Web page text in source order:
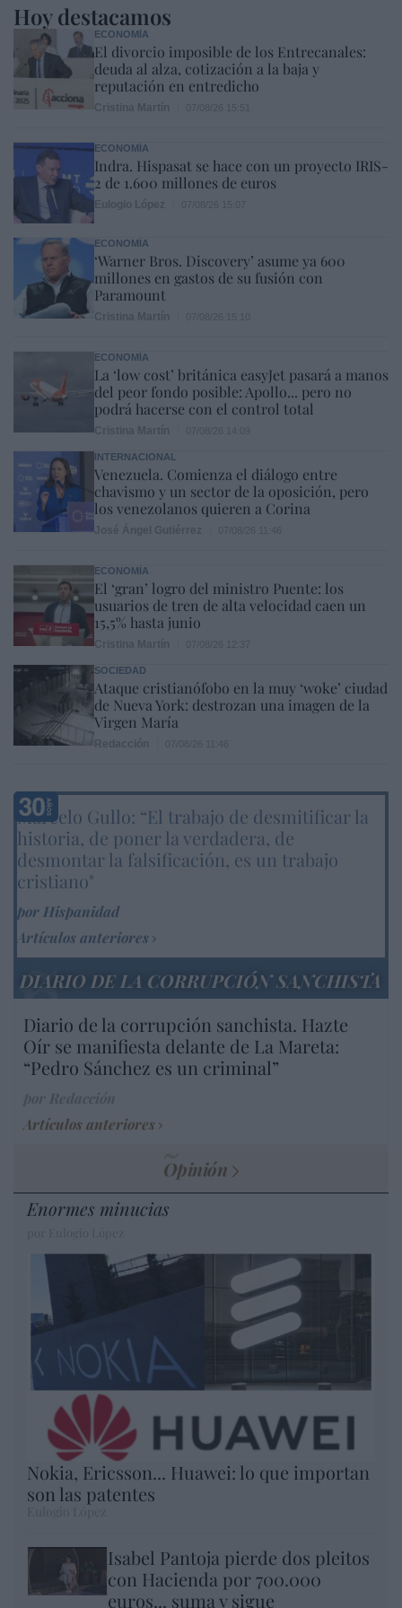
Hoy destacamos
ECONOMÍA
El divorcio imposible de los Entrecanales:
deuda al alza, cotización a la baja y
reputación en entredicho
ECONOMÍA
Indra. Hispasat se hace con un proyecto IRIS-
2 de 1.600 millones de euros
ECONOMÍA
‘Warner Bros. Discovery’ asume ya 600
millones en gastos de su fusión con
Paramount
ECONOMÍA
La ‘low cost’ británica easyJet pasará a manos
del peor fondo posible: Apollo... pero no
podrá hacerse con el control total
INTERNACIONAL
Venezuela. Comienza el diálogo entre
chavismo y un sector de la oposición, pero
los venezolanos quieren a Corina
ECONOMÍA
El ‘gran’ logro del ministro Puente: los
usuarios de tren de alta velocidad caen un
15,5% hasta junio
SOCIEDAD
Ataque cristianófobo en la muy ‘woke’ ciudad
de Nueva York: destrozan una imagen de la
Virgen María
Marcelo Gullo: “El trabajo de desmitificar la
historia, de poner la verdadera, de
desmontar la falsificación, es un trabajo
cristiano"
por Hispanidad
Artículos anteriores
DIARIO DE LA CORRUPCIÓN SANCHISTA
Diario de la corrupción sanchista. Hazte
Oír se manifiesta delante de La Mareta:
“Pedro Sánchez es un criminal”
Artículos anteriores
Opinión
Enormes minucias
Nokia, Ericsson... Huawei: lo que importan
son las patentes
Isabel Pantoja pierde dos pleitos
con Hacienda por 700.000
euros... suma y sigue